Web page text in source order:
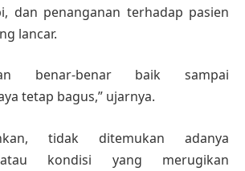
dan penanganan terhadap pasien
lancar.
benar-benar baik sampai
tetap bagus,” ujarnya.
tidak ditemukan adanya
kondisi yang merugikan